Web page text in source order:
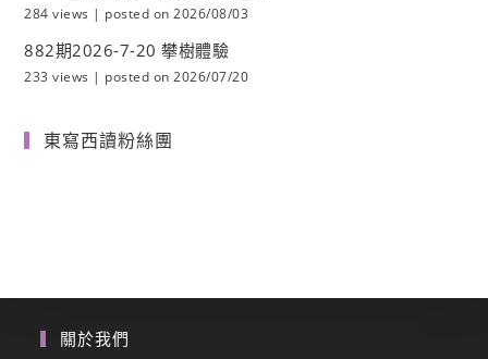
284 views | posted on 2026/08/03
882期2026-7-20 攀樹體驗
233 views | posted on 2026/07/20
東寫西讀粉絲團
關於我們